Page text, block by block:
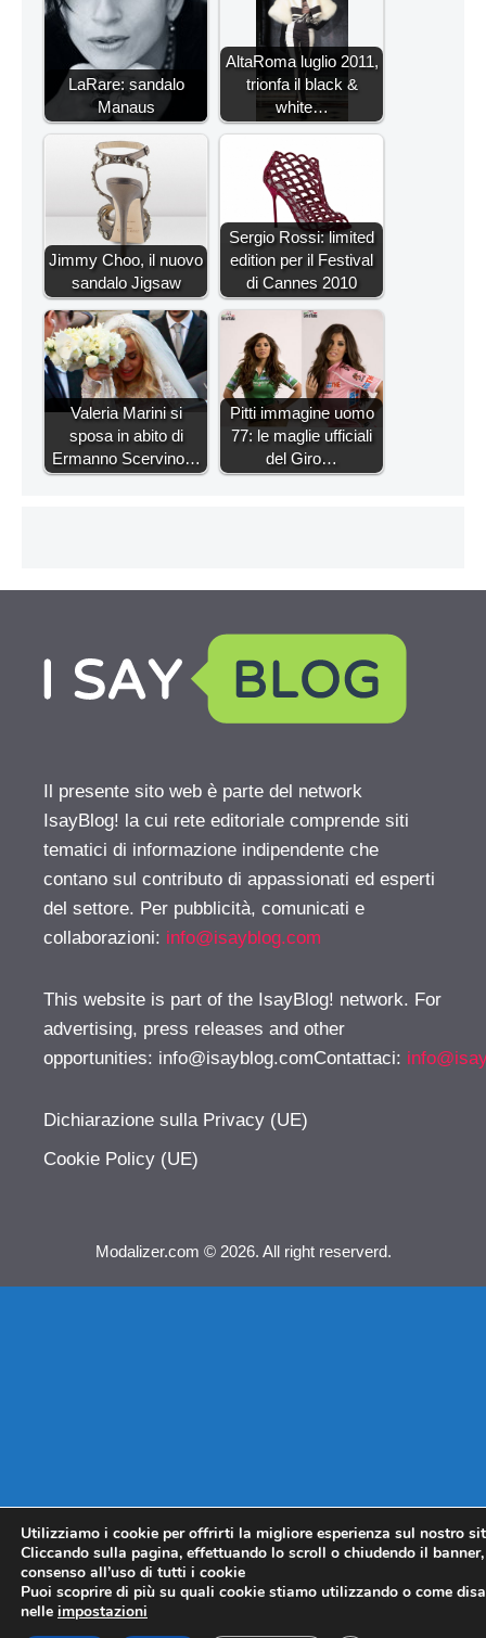
LaRare: sandalo
Manaus
AltaRoma luglio 2011,
trionfa il black &
white…
Jimmy Choo, il nuovo
sandalo Jigsaw
Sergio Rossi: limited
edition per il Festival
di Cannes 2010
Valeria Marini si
sposa in abito di
Ermanno Scervino…
Pitti immagine uomo
77: le maglie ufficiali
del Giro…
Il presente sito web è parte del network
IsayBlog! la cui rete editoriale comprende siti
tematici di informazione indipendente che
contano sul contributo di appassionati ed esperti
del settore. Per pubblicità, comunicati e
collaborazioni: info@isayblog.com
This website is part of the IsayBlog! network. For
advertising, press releases and other
opportunities: info@isayblog.comContattaci:
Dichiarazione sulla Privacy (UE)
Cookie Policy (UE)
Modalizer.com © 2026. All right reserverd.
Utilizziamo i cookie per offrirti la migliore esperienza sul nostro
Cliccando sulla pagina, effettuando lo scroll o chiudendo il
consenso all’uso di tutti i cookie
Puoi scoprire di più su quali cookie stiamo utilizzando o come
nelle impostazioni